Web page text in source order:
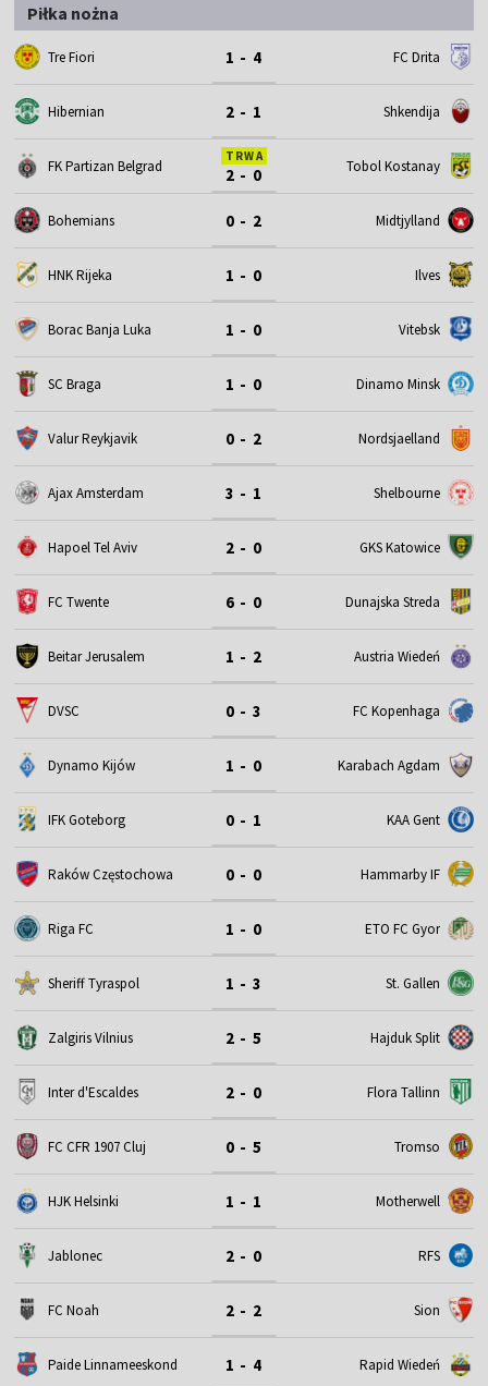
Piłka nożna
Tre Fiori 1 - 4 FC Drita
Hibernian 2 - 1 Shkendija
FK Partizan Belgrad
TRWA
2 - 0 Tobol Kostanay
Bohemians 0 - 2 Midtjylland
HNK Rijeka 1 - 0 Ilves
Borac Banja Luka 1 - 0 Vitebsk
SC Braga 1 - 0 Dinamo Minsk
Valur Reykjavik 0 - 2 Nordsjaelland
Ajax Amsterdam 3 - 1 Shelbourne
Hapoel Tel Aviv 2 - 0 GKS Katowice
FC Twente 6 - 0 Dunajska Streda
Beitar Jerusalem 1 - 2 Austria Wiedeń
DVSC 0 - 3 FC Kopenhaga
Dynamo Kijów 1 - 0 Karabach Agdam
IFK Goteborg 0 - 1 KAA Gent
Raków Częstochowa 0 - 0 Hammarby IF
Riga FC 1 - 0 ETO FC Gyor
Sheriff Tyraspol 1 - 3 St. Gallen
Zalgiris Vilnius 2 - 5 Hajduk Split
Inter d'Escaldes 2 - 0 Flora Tallinn
FC CFR 1907 Cluj 0 - 5 Tromso
HJK Helsinki 1 - 1 Motherwell
Jablonec 2 - 0 RFS
FC Noah 2 - 2 Sion
Paide Linnameeskond 1 - 4 Rapid Wiedeń